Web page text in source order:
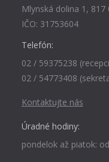
Mlynská dolina 1, 817
IČO: 31753604
Telefón:
02 / 59375238
02 / 54773408
Kontaktujte nás
Úradné hodiny:
pondelok až piatok: